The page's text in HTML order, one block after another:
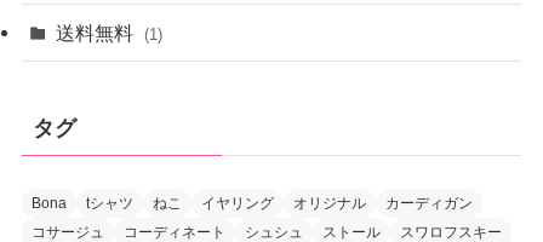
送料無料 (1)
タグ
Bona tシャツ ねこ イヤリング オリジナル
カーディガン
コサージュ
コーディネート シュシュ ストール スワロフスキー